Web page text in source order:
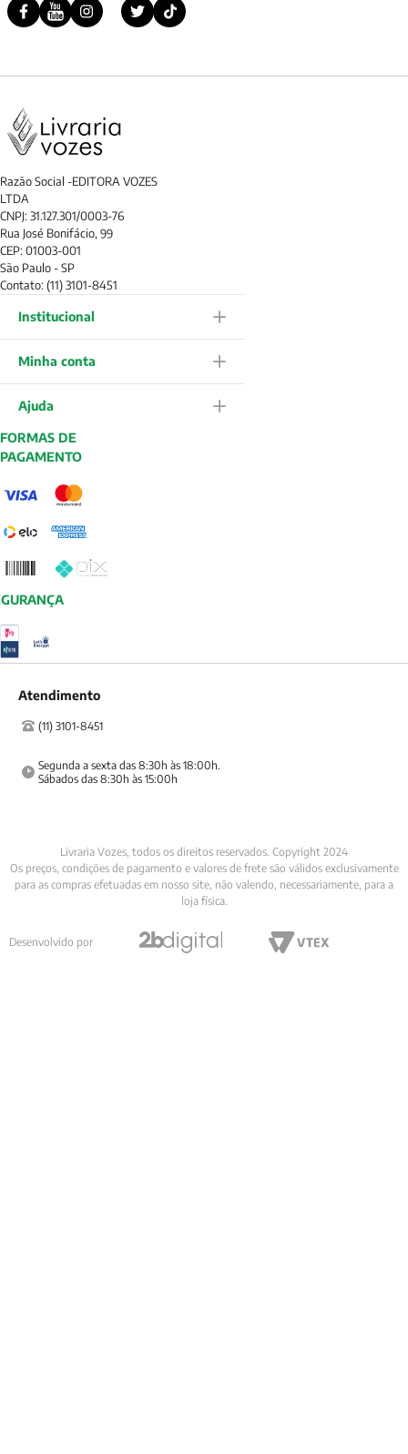
Razão Social -EDITORA VOZES
LTDA
CNPJ: 31.127.301/0003-76
Rua José Bonifácio, 99
CEP: 01003-001
São Paulo - SP
Contato: (11) 3101-8451
Institucional
Minha conta
Ajuda
FORMAS DE
PAGAMENTO
Atendimento
(11) 3101-8451
Segunda a sexta das 8:30h às 18:00h.
Sábados das 8:30h às 15:00h
Livraria Vozes, todos os direitos reservados. Copyright 2024
Os preços, condições de pagamento e valores de frete são válidos exclusivamente
para as compras efetuadas em nosso site, não valendo, necessariamente, para a
loja física.
Desenvolvido por